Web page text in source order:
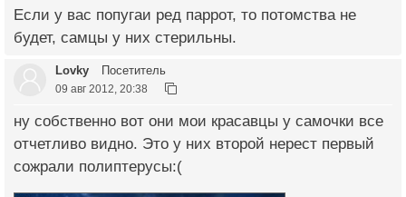
Если у вас попугаи ред паррот, то потомства не
будет, самцы у них стерильны.
Lovky Посетитель
09 авг 2012, 20:38
ну собственно вот они мои красавцы у самочки все
отчетливо видно. Это у них второй нерест первый
сожрали полиптерусы:(